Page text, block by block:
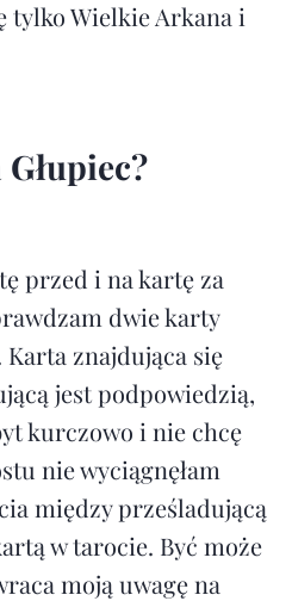
tylko Wielkie Arkana i
przed i na kartę za
dwie karty
znajdująca się
jest podpowiedzią,
kurczowo i nie chcę
nie wyciągnęłam
między prześladującą
w tarocie. Być może
moją uwagę na